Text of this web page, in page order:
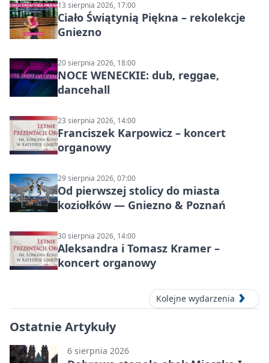
13 sierpnia 2026, 17:00
Ciało Świątynią Piękna – rekolekcje
Gniezno
20 sierpnia 2026, 18:00
NOCE WENECKIE: dub, reggae,
dancehall
23 sierpnia 2026, 14:00
Franciszek Karpowicz – koncert
organowy
29 sierpnia 2026, 07:00
Od pierwszej stolicy do miasta
koziołków — Gniezno & Poznań
30 sierpnia 2026, 14:00
Aleksandra i Tomasz Kramer –
koncert organowy
Kolejne wydarzenia
Ostatnie Artykuły
6 sierpnia 2026